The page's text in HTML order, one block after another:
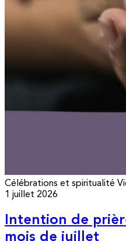
Célébrations et spiritualité
1 juillet 2026
Intention de
mois de juillet